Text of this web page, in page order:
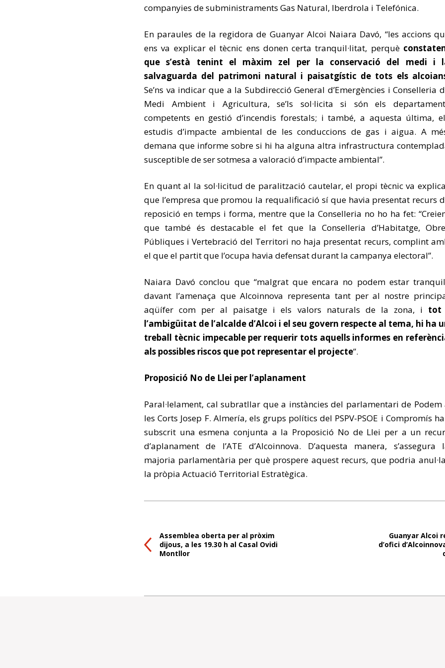
companyies de subministraments Gas Natural, Iberdrola i Telefónica.
En paraules de la regidora de Guanyar Alcoi Naiara Davó, “les accions
ens va explicar el tècnic ens donen certa tranquil·litat, perquè
que s’està tenint el màxim zel per la conservació del medi i
salvaguarda del patrimoni natural i paisatgístic de tots els
Se’ns va indicar que a la Subdirecció General d’Emergències i Conselleria
Medi Ambient i Agricultura, se’ls sol·licita si són els
competents en gestió d’incendis forestals; i també, a aquesta última,
estudis d’impacte ambiental de les conduccions de gas i aigua. A
demana que informe sobre si hi ha alguna altra infrastructura
susceptible de ser sotmesa a valoració d’impacte ambiental”.
En quant al la sol·licitud de paralització cautelar, el propi tècnic va
que l’empresa que promou la requalificació sí que havia presentat recurs
reposició en temps i forma, mentre que la Conselleria no ho ha fet:
que també és destacable el fet que la Conselleria d’Habitatge,
Públiques i Vertebració del Territori no haja presentat recurs, complint
el que el partit que l’ocupa havia defensat durant la campanya electoral”.
Naiara Davó conclou que “malgrat que encara no podem estar
davant l’amenaça que Alcoinnova representa tant per al nostre
aqüífer com per al paisatge i els valors naturals de la zona, i tot
l’ambigüitat de l’alcalde d’Alcoi i el seu govern respecte al tema, hi ha
treball tècnic impecable per requerir tots aquells informes en
als possibles riscos que pot representar el projecte”.
Proposició No de Llei per l’aplanament
Paral·lelament, cal subratllar que a instàncies del parlamentari de Podem
les Corts Josep F. Almería, els grups polítics del PSPV-PSOE i Compromís
subscrit una esmena conjunta a la Proposició No de Llei per a un
d’aplanament de l’ATE d’Alcoinnova. D’aquesta manera, s’assegura
majoria parlamentària per què prospere aquest recurs, que podria
la pròpia Actuació Territorial Estratègica.
Guanyar Alcoi
d’ofici
Assemblea oberta per al pròxim
dijous, a les 19.30 h al Casal Ovidi
Montllor